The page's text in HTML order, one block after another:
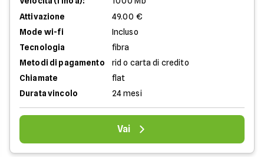
Attivazione
49.00 €
Mode wi-fi
Incluso
Tecnologia
fibra
Metodi di pagamento
rid o carta di credito
Chiamate
flat
Durata vincolo
24 mesi
Vai